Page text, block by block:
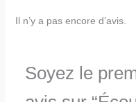
Il n’y a pas encore d’avis.
Soyez le